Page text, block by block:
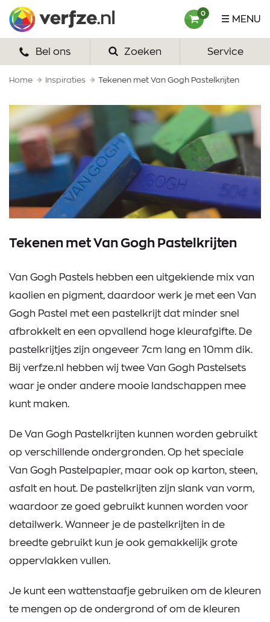
naar
content
MENU
0
HOME
VERF
VERFSETS
TEKENEN
VERFSPULLEN
INSPIRATIE
ZAKELIJK
OVER ONS
Bel ons Zoeken Service
Home Inspiraties Tekenen met Van Gogh Pastelkrijten
Tekenen met Van Gogh Pastelkrijten
Van Gogh Pastels hebben een uitgekiende mix van
kaolien en pigment, daardoor werk je met een Van
Gogh Pastel met een pastelkrijt dat minder snel
afbrokkelt en een opvallend hoge kleurafgifte. De
pastelkrijtjes zijn ongeveer 7cm lang en 10mm dik.
Bij verfze.nl hebben wij twee Van Gogh Pastelsets
waar je onder andere mooie landschappen mee
kunt maken.
De Van Gogh Pastelkrijten kunnen worden gebruikt
op verschillende ondergronden. Op het speciale
Van Gogh Pastelpapier, maar ook op karton, steen,
asfalt en hout. De pastelkrijten zijn slank van vorm,
waardoor ze goed gebruikt kunnen worden voor
detailwerk. Wanneer je de pastelkrijten in de
breedte gebruikt kun je ook gemakkelijk grote
oppervlakken vullen.
Je kunt een wattenstaafje gebruiken om de kleuren
te mengen op de ondergrond of om de kleuren